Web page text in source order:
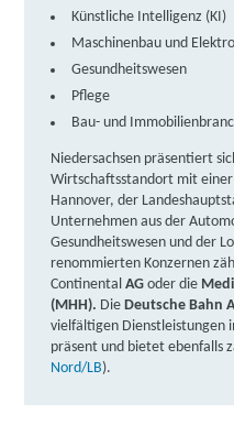
weitere
Verein für Integration
Sprachakademie |
weitere
TERTIA
Herschelstraße 32,
weitere
Verein für Integration
Sprachakademie |
HannoverPartner
Künstliche Intelligenz (KI)
Maschinenbau und
Gesundheitswesen
Pflege
Bau- und
Niedersachsen präsentiert
Wirtschaftsstandort mit
Hannover, der
Unternehmen aus der
Gesundheitswesen und der
renommierten Konzernen
ContinentalAGoder die
(MHH). DieDeutsche Bahn
vielfältigen Dienstleistungen
präsent und bietet ebenfalls
Nord/LB).